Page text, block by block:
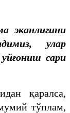
эканлигини
улар
сари
қаралса,
тўплам,